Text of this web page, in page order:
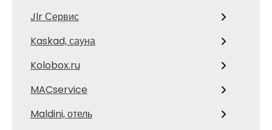
Jlr Сервис
Kaskad, сауна
Kolobox.ru
MACservice
Maldini, отель